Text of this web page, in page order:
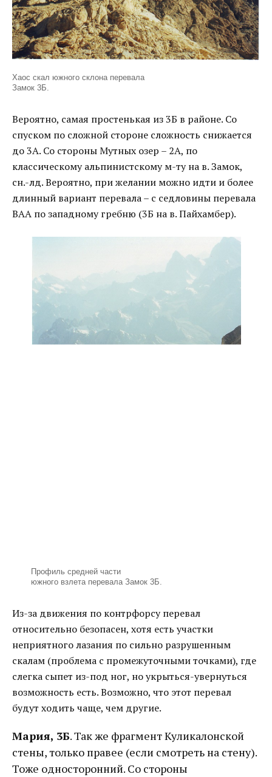
Хаос скал южного склона перевала
Замок 3Б.
Вероятно, самая простенькая из 3Б в районе. Со
спуском по сложной стороне сложность снижается
до 3А. Со стороны Мутных озер – 2А, по
классическому альпинистскому м-ту на в. Замок,
сн.-лд. Вероятно, при желании можно идти и более
длинный вариант перевала – с седловины перевала
ВАА по западному гребню (3Б на в. Пайхамбер).
Профиль средней части
южного взлета перевала Замок 3Б.
Из-за движения по контрфорсу перевал
относительно безопасен, хотя есть участки
неприятного лазания по сильно разрушенным
скалам (проблема с промежуточными точками), где
слегка сыпет из-под ног, но укрыться-увернуться
возможность есть. Возможно, что этот перевал
будут ходить чаще, чем другие.
Мария, 3Б. Так же фрагмент Куликалонской
стены, только правее (если смотреть на стену).
Тоже односторонний. Со стороны